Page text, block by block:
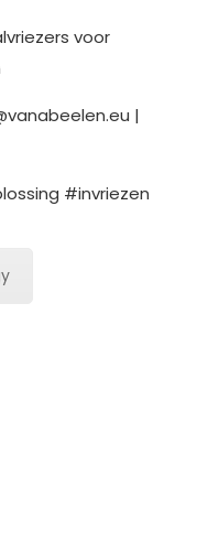
voor
|
#invriezen